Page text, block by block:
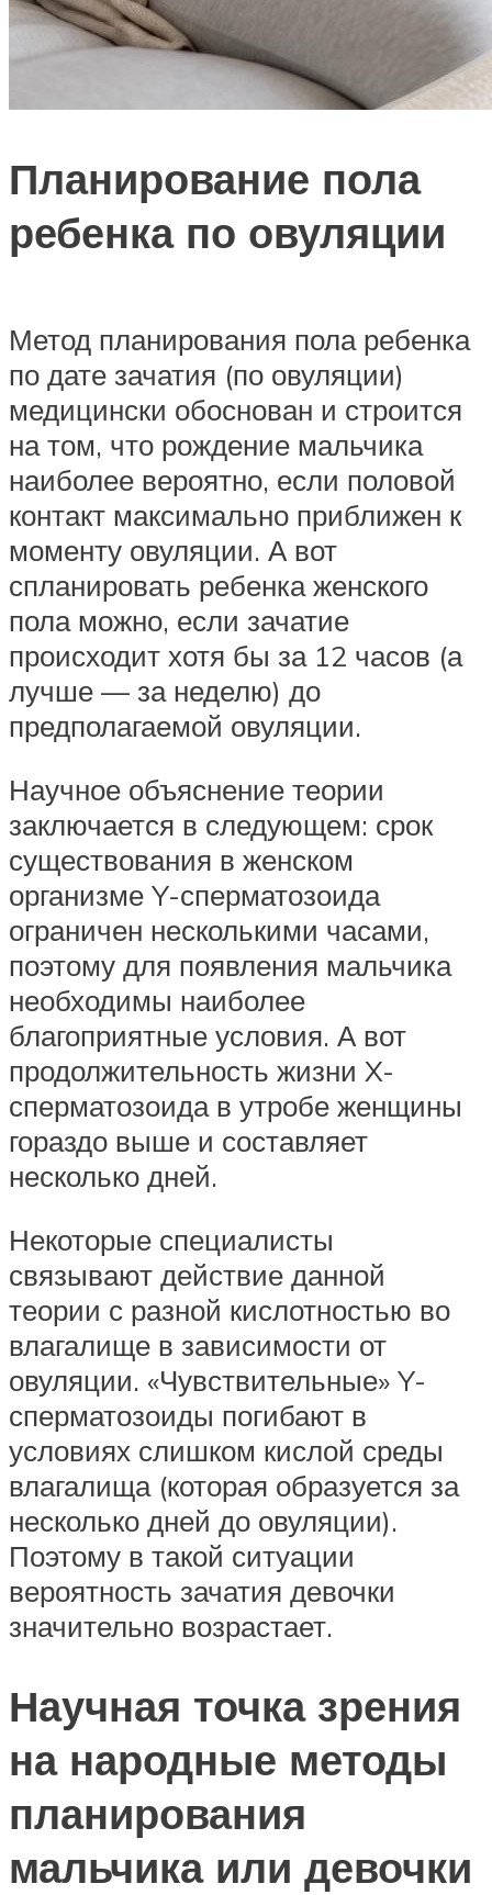
Планирование пола
ребенка по овуляции
Метод планирования пола ребенка
по дате зачатия (по овуляции)
медицински обоснован и строится
на том, что рождение мальчика
наиболее вероятно, если половой
контакт максимально приближен к
моменту овуляции. А вот
спланировать ребенка женского
пола можно, если зачатие
происходит хотя бы за 12 часов (а
лучше — за неделю) до
предполагаемой овуляции.
Научное объяснение теории
заключается в следующем: срок
существования в женском
организме Y-сперматозоида
ограничен несколькими часами,
поэтому для появления мальчика
необходимы наиболее
благоприятные условия. А вот
продолжительность жизни X-
сперматозоида в утробе женщины
гораздо выше и составляет
несколько дней.
Некоторые специалисты
связывают действие данной
теории с разной кислотностью во
влагалище в зависимости от
овуляции. «Чувствительные» Y-
сперматозоиды погибают в
условиях слишком кислой среды
влагалища (которая образуется за
несколько дней до овуляции).
Поэтому в такой ситуации
вероятность зачатия девочки
значительно возрастает.
Научная точка зрения
на народные методы
планирования
мальчика или девочки